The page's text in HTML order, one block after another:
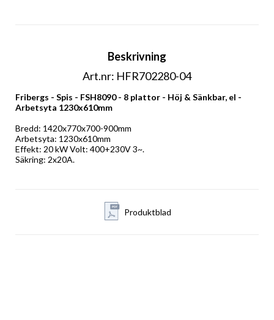
Beskrivning
Art.nr: HFR702280-04
Fribergs - Spis - FSH8090 - 8 plattor - Höj & Sänkbar, el -
Arbetsyta 1230x610mm
Bredd: 1420x770x700-900mm
Arbetsyta: 1230x610mm
Effekt: 20 kW Volt: 400+230V 3~.
Säkring: 2x20A.
Produktblad